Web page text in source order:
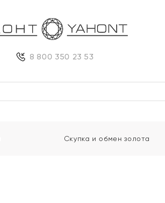
8 800 350 23 53
Скупка и обмен золота